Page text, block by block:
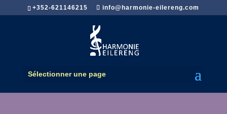
+352-621146215 info@harmonie-eilereng.com
Sélectionner une page